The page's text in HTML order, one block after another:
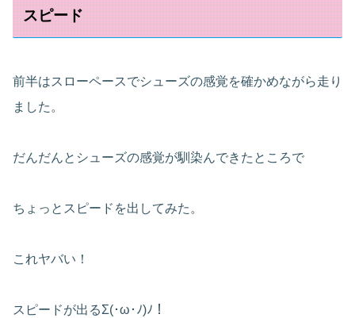
スピード
前半はスローペースでシューズの感覚を確かめながら走り
ました。
だんだんとシューズの感覚が馴染んできたところで
ちょっとスピードを出してみた。
これヤバい！
スピードが出るΣ(･ω･ﾉ)ﾉ！